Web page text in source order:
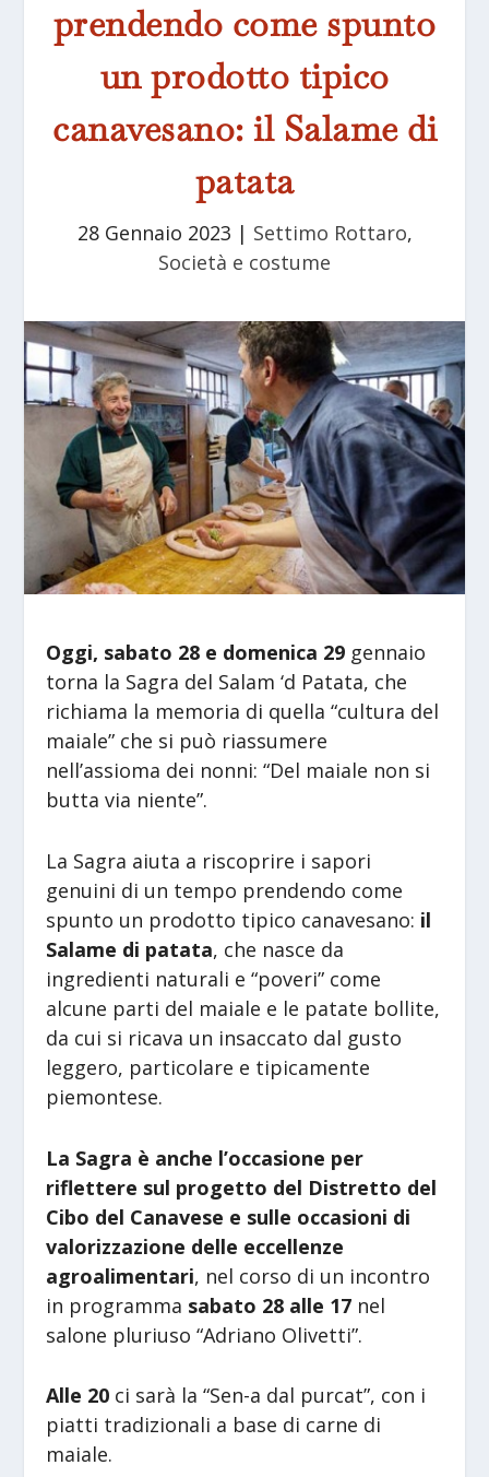
prendendo come spunto
un prodotto tipico
canavesano: il Salame di
patata
28 Gennaio 2023 | Settimo Rottaro,
Società e costume
Oggi, sabato 28 e domenica 29 gennaio
torna la Sagra del Salam ‘d Patata, che
richiama la memoria di quella “cultura del
maiale” che si può riassumere
nell’assioma dei nonni: “Del maiale non si
butta via niente”.
La Sagra aiuta a riscoprire i sapori
genuini di un tempo prendendo come
spunto un prodotto tipico canavesano: il
Salame di patata, che nasce da
ingredienti naturali e “poveri” come
alcune parti del maiale e le patate bollite,
da cui si ricava un insaccato dal gusto
leggero, particolare e tipicamente
piemontese.
La Sagra è anche l’occasione per
riflettere sul progetto del Distretto del
Cibo del Canavese e sulle occasioni di
valorizzazione delle eccellenze
agroalimentari, nel corso di un incontro
in programma sabato 28 alle 17 nel
salone pluriuso “Adriano Olivetti”.
Alle 20 ci sarà la “Sen-a dal purcat”, con i
piatti tradizionali a base di carne di
maiale.